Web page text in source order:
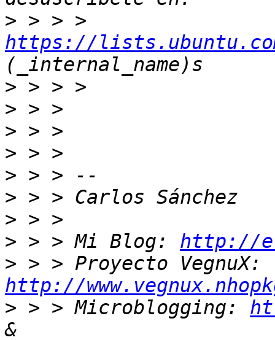
>
https://
>
>
>
>
>
>
>
> > > Mi Blog: http://
>
http://
> > > Microblogging: